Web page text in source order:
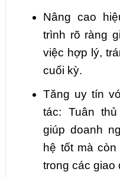
Nâng cao
trình rõ ràng
việc hợp lý,
cuối kỳ.
Tăng uy tín
tác: Tuân
giúp doanh
hệ tốt mà
trong các giao